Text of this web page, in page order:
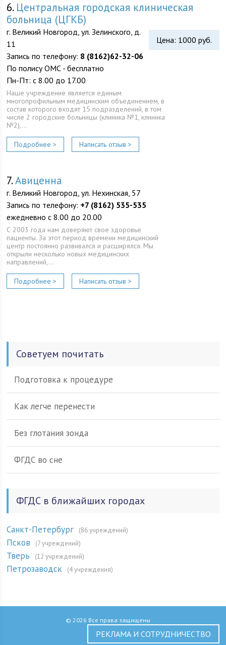
6. Центральная городская клиническая
больница (ЦГКБ)
Цена: 1000 руб.
г. Великий Новгород, ул. Зелинского, д.
11
Запись по телефону: 8 (8162)62-32-06
По полису ОМС - бесплатно
Пн-Пт: с 8.00 до 17.00
Наше учреждение является единым
многопрофильным медицинским объединением, в
состав которого входят 15 подразделений, в том
числе 2 городские больницы (клиника №1, клиника
№2),…
Подробнее > Написать отзыв >
7.Авиценна
г. Великий Новгород, ул. Нехинская, 57
Запись по телефону: +7 (8162) 535-535
ежедневно с 8.00 до 20.00
С 2003 года нам доверяют свое здоровье
пациенты. За этот период времени медицинский
центр постоянно развивался и расширялся. Мы
открыли несколько новых медицинских
направлений,…
Подробнее > Написать отзыв >
Советуем почитать
Подготовка к процедуре
Как легче перенести
Без глотания зонда
ФГДС во сне
ФГДС в ближайших городах
Санкт-Петербург (86 учреждений)
Псков (7 учреждений)
Тверь (12 учреждений)
Петрозаводск (4 учреждения)
© 2026 Все права защищены
РЕКЛАМА И СОТРУДНИЧЕСТВО